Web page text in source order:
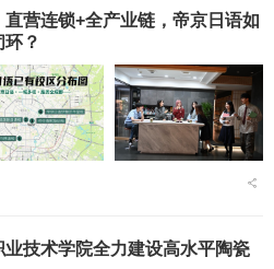
营连锁+全产业链，帝京日语如
？
技术学院全力建设高水平陶瓷